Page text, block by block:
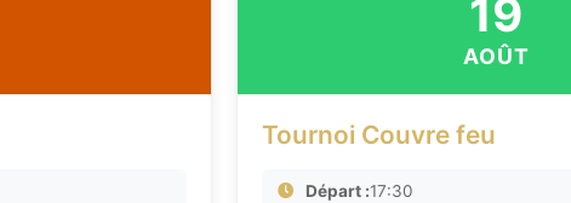
19
AOÛT
Tournoi Couvre feu
Départ :17:30